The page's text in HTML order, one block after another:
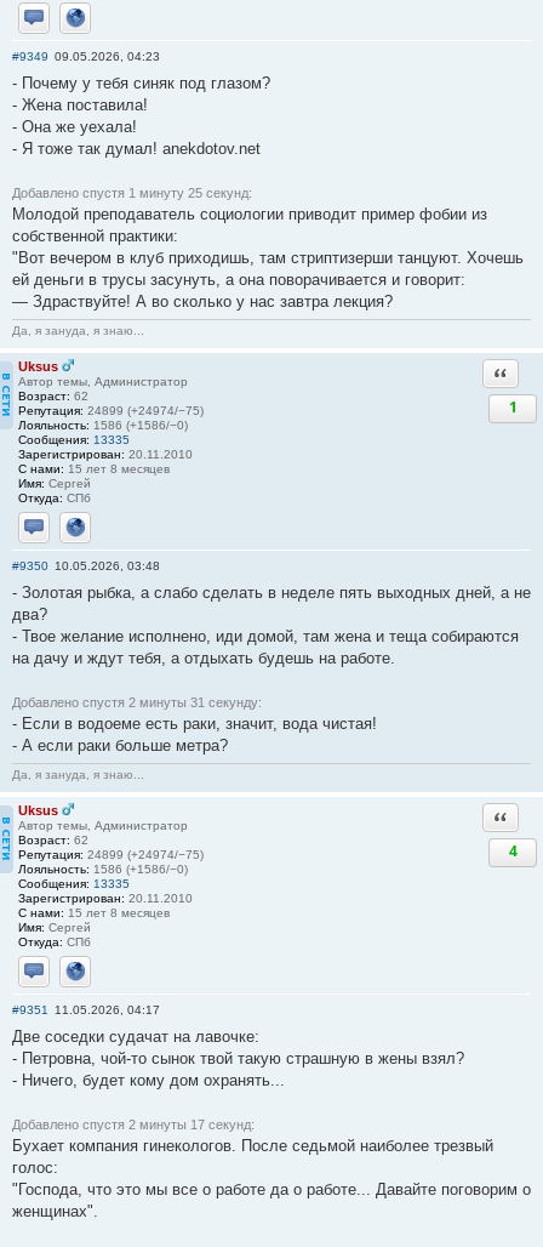
Отправить личное сообщение
Сайт
#9349 09.05.2026, 04:23
- Почему у тебя синяк под глазом?
- Жена поставила!
- Она же уехала!
- Я тоже так думал! anekdotov.net
Добавлено спустя 1 минуту 25 секунд:
Молодой преподаватель социологии приводит пример фобии из
собственной практики:
"Вот вечером в клуб приходишь, там стриптизерши танцуют. Хочешь
ей деньги в трусы засунуть, а она поворачивается и говорит:
— Здраствуйте! А во сколько у нас завтра лекция?
Да, я зануда, я знаю...
Uksus
Автор темы, Администратор
Возраст: 62
Репутация: 24899 (+24974/−75)
Лояльность: 1586 (+1586/−0)
Сообщения: 13335
Зарегистрирован: 20.11.2010
С нами: 15 лет 8 месяцев
Имя: Сергей
Откуда: СПб
Отправить личное сообщение
Сайт
1
#9350 10.05.2026, 03:48
- Золотая рыбка, а слабо сделать в неделе пять выходных дней, а не
два?
- Твое желание исполнено, иди домой, там жена и теща собираются
на дачу и ждут тебя, а отдыхать будешь на работе.
Добавлено спустя 2 минуты 31 секунду:
- Если в водоеме есть раки, значит, вода чистая!
- А если раки больше метра?
Да, я зануда, я знаю...
Uksus
Автор темы, Администратор
Возраст: 62
Репутация: 24899 (+24974/−75)
Лояльность: 1586 (+1586/−0)
Сообщения: 13335
Зарегистрирован: 20.11.2010
С нами: 15 лет 8 месяцев
Имя: Сергей
Откуда: СПб
Отправить личное сообщение
Сайт
4
#9351 11.05.2026, 04:17
Две соседки судачат на лавочке:
- Петровна, чой-то сынок твой такую страшную в жены взял?
- Ничего, будет кому дом охранять...
Добавлено спустя 2 минуты 17 секунд:
Бухает компания гинекологов. После седьмой наиболее трезвый
голос:
"Господа, что это мы все о работе да о работе... Давайте поговорим о
женщинах".